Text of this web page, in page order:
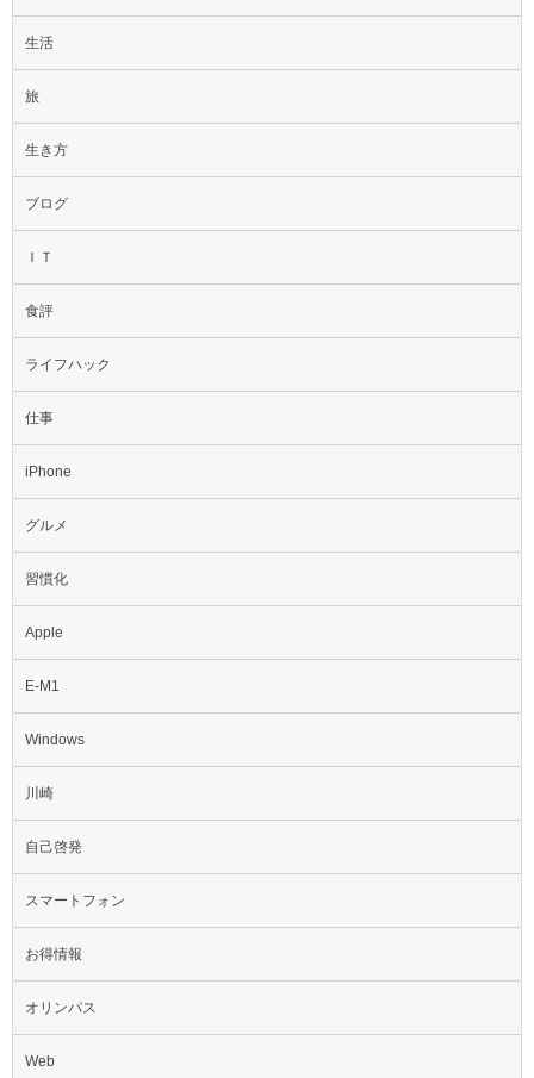
生活
旅
生き方
ブログ
ＩＴ
食評
ライフハック
仕事
iPhone
グルメ
習慣化
Apple
E-M1
Windows
川崎
自己啓発
スマートフォン
お得情報
オリンパス
Web